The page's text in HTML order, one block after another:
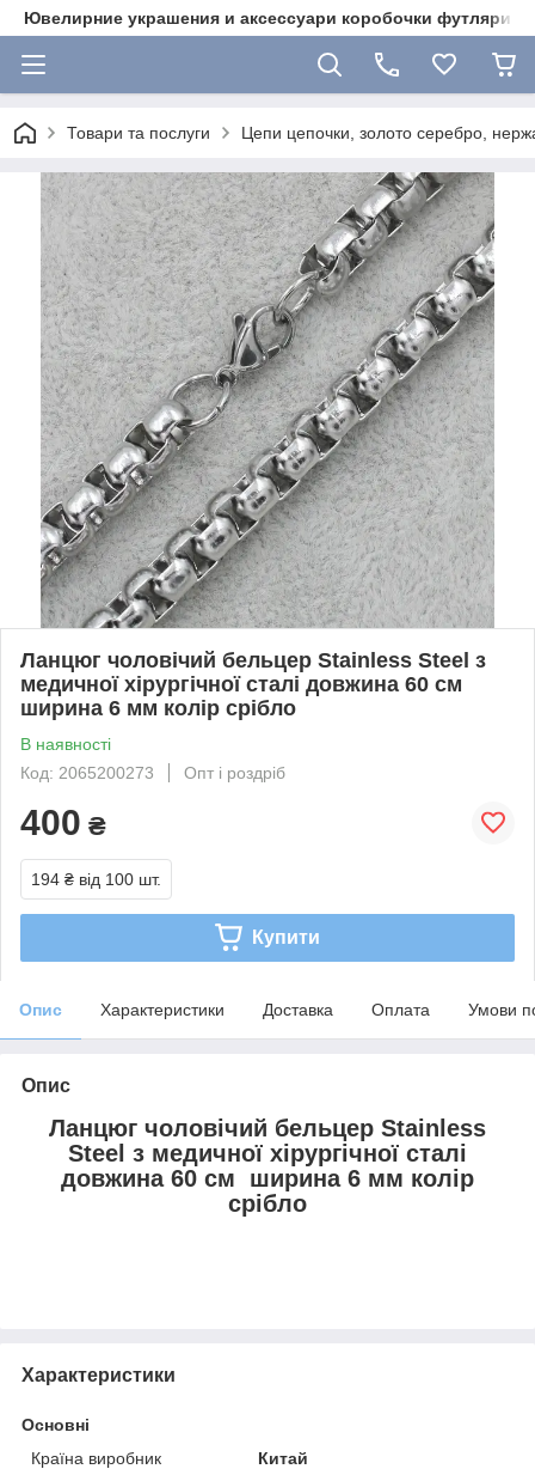
Ювелирние украшения и аксессуари коробочки футляри
Товари та послуги Цепи цепочки, золото серебро,
Ланцюг чоловічий бельцер Stainless Steel з
медичної хірургічної сталі довжина 60 см
ширина 6 мм колір срібло
В наявності
Код: 2065200273
Опт і роздріб
400 ₴
194 ₴ від 100 шт.
Купити
Опис Характеристики Доставка Оплата Умови
Опис
Ланцюг чоловічий бельцер Stainless
Steel з медичної хірургічної сталі
довжина 60 см ширина 6 мм колір
срібло
Характеристики
Основні
Країна виробник
Китай